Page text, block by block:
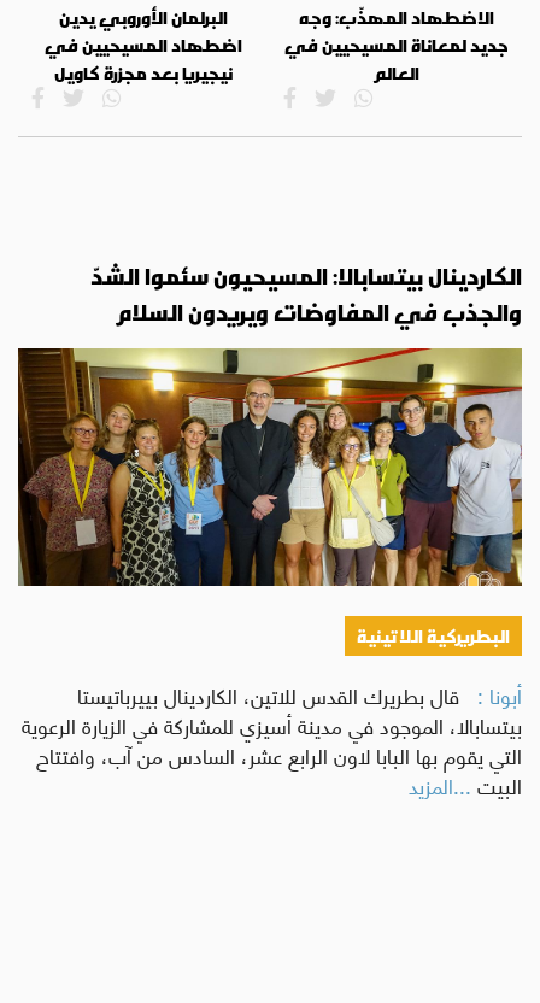
الاضطهاد المهذّب: وجه
جديد لمعاناة المسيحيين في
العالم
البرلمان الأوروبي يدين
اضطهاد المسيحيين في
نيجيريا بعد مجزرة كاويل
الكاردينال بيتسابالا: المسيحيون سئموا الشدّ
والجذب في المفاوضات ويريدون السلام
البطريركية اللاتينية
أبونا : قال بطريرك القدس للاتين، الكاردينال بييرباتيستا
بيتسابالا، الموجود في مدينة أسيزي للمشاركة في الزيارة الرعوية
التي يقوم بها البابا لاون الرابع عشر، السادس من آب، وافتتاح
البيت...المزيد